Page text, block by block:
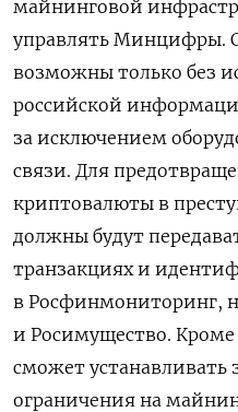
майнинговой
управлять Минцифры.
возможны только без
российской
за исключением
связи. Для
криптовалюты в
должны будут
транзакциях и
в Росфинмониторинг,
и Росимущество. Кроме
сможет устанавливать
ограничения на